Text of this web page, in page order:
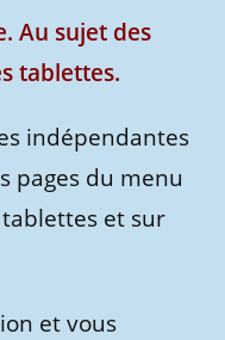
Au sujet des
tablettes.
indépendantes
pages du menu
tablettes et sur
et vous